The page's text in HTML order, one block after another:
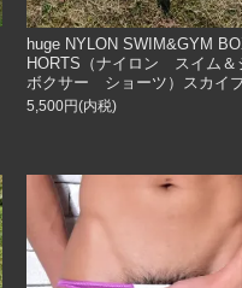
huge NYLON SWIM&GYM
HORTS（ナイロン スイム
ボクサー ショーツ）スカイ
5,500円(内税)